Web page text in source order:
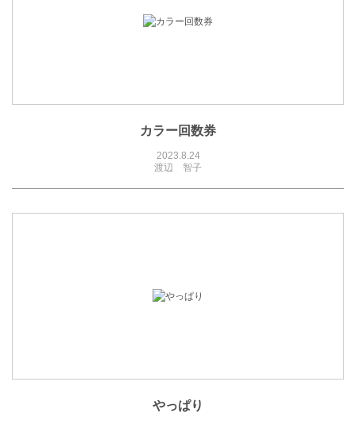
カラー回数券
2023.8.24
渡辺 智子
やっぱり